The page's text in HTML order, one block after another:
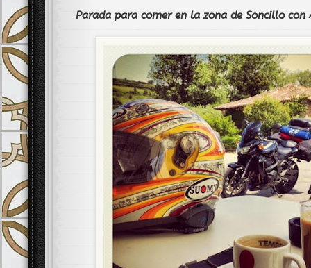
Parada para comer en la zona de Soncillo con